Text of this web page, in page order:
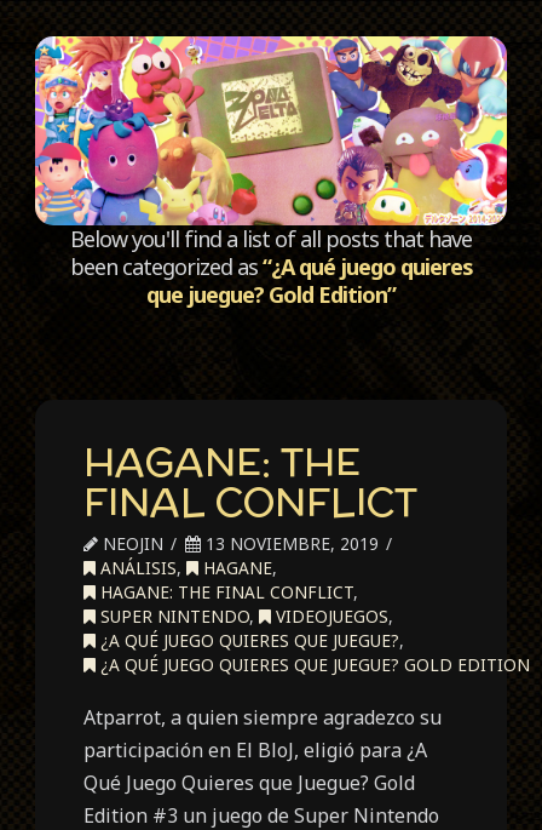
Below you'll find a list of all posts that have
been categorized as“¿A qué juego quieres
que juegue? Gold Edition”
HAGANE: THE
FINAL CONFLICT
NEOJIN
13 NOVIEMBRE, 2019
ANÁLISIS, HAGANE,
HAGANE: THE FINAL CONFLICT,
SUPER NINTENDO, VIDEOJUEGOS,
¿A QUÉ JUEGO QUIERES QUE JUEGUE?,
¿A QUÉ JUEGO QUIERES QUE JUEGUE? GOLD EDITION
Atparrot, a quien siempre agradezco su
participación en El BloJ, eligió para ¿A
Qué Juego Quieres que Juegue? Gold
Edition #3 un juego de Super Nintendo